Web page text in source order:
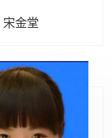
宋金堂